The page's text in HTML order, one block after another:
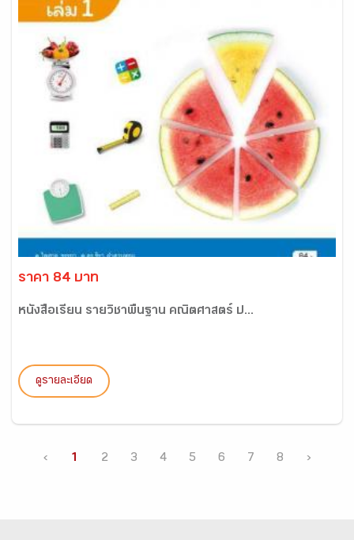
ราคา 84 บาท
หนังสือเรียน รายวิชาพื้นฐาน คณิตศาสตร์ ป...
ดูรายละเอียด
‹ 1 2 3 4 5 6 7 8 ›